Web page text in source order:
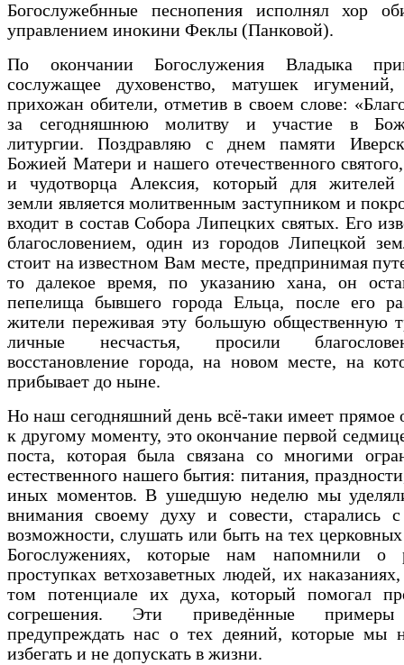
Богослужебнные песнопения исполнял хор
управлением инокини Феклы (Панковой).
По окончании Богослужения Владыка
сослужащее духовенство, матушек
прихожан обители, отметив в своем слове:
за сегодняшнюю молитву и участие в
литургии. Поздравляю с днем памяти
Божией Матери и нашего отечественного святого,
и чудотворца Алексия, который для жителей
земли является молитвенным заступником и
входит в состав Собора Липецких святых. Его
благословением, один из городов Липецкой
стоит на известном Вам месте, предпринимая
то далекое время, по указанию хана, он
пепелища бывшего города Ельца, после его
жители переживая эту большую общественную
личные несчастья, просили
восстановление города, на новом месте, на
прибывает до ныне.
Но наш сегодняшний день всё-таки имеет прямое
к другому моменту, это окончание первой
поста, которая была связана со многими
естественного нашего бытия: питания,
иных моментов. В ушедшую неделю мы
внимания своему духу и совести, старались
возможности, слушать или быть на тех
Богослужениях, которые нам напомнили о
проступках ветхозаветных людей, их
том потенциале их духа, который помогал
согрешения. Эти приведённые
предупреждать нас о тех деяний, которые мы
избегать и не допускать в жизни.